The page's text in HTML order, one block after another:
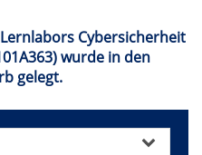
Cybersicherheit
wurde in den
gelegt.